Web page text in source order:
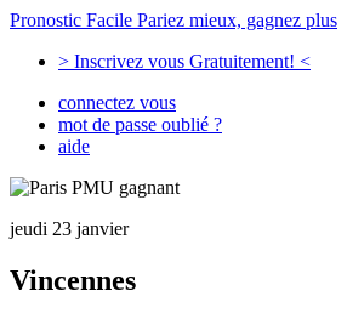
Pronostic Facile Pariez mieux, gagnez plus
> Inscrivez vous Gratuitement! <
connectez vous
mot de passe oublié ?
aide
jeudi 23 janvier
Vincennes